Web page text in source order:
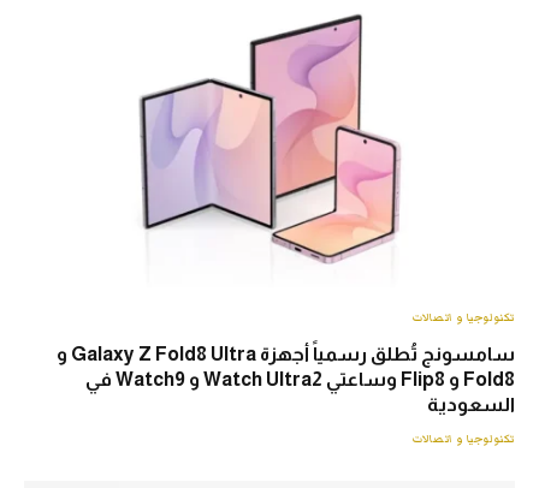
تكنولوجيا و اتصالات
سامسونج تُطلق رسمياً أجهزة Galaxy Z Fold8 Ultra و
Fold8 و Flip8 وساعتي Watch Ultra2 و Watch9 في
السعودية
تكنولوجيا و اتصالات